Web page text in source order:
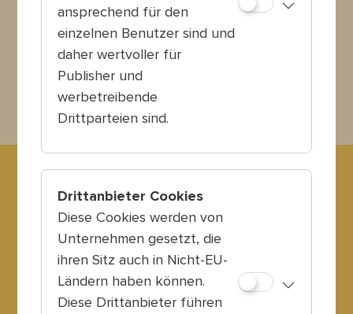
Kultursommer Wien
Dannebergplatz 16-16A Top 3
1030 Wien
info@kultursommer.wien
ansprechend für den
einzelnen Benutzer sind und
daher wertvoller für
Publisher und
werbetreibende
Drittparteien sind.
Drittanbieter Cookies
Diese Cookies werden von
Unternehmen gesetzt, die
ihren Sitz auch in Nicht-EU-
Ländern haben können.
Diese Drittanbieter führen